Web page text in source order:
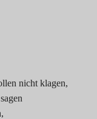
nicht klagen,